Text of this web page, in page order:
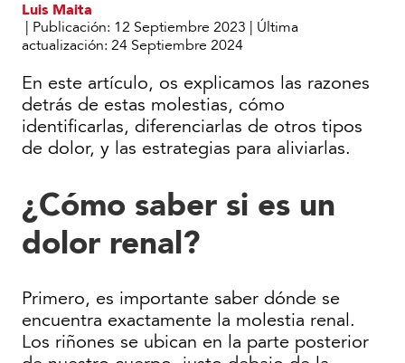
¿Por
qué
me
duelen
los
riñones?
Luis Maita
Publicación: 12 Septiembre 2023
Última
actualización: 24 Septiembre 2024
En este artículo, os explicamos las razones
detrás de estas molestias, cómo
identificarlas, diferenciarlas de otros tipos
de dolor, y las estrategias para aliviarlas.
¿Cómo saber si es un
dolor renal?
Primero, es importante saber dónde se
encuentra exactamente la molestia renal.
Los riñones se ubican en la parte posterior